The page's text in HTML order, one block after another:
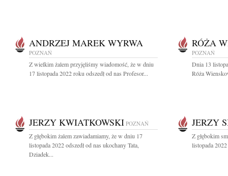
ANDRZEJ MAREK WYRWA
POZNAŃ
Z wielkim żalem przyjęliśmy wiadomość, że w dniu
17 listopada 2022 roku odszedł od nas Profesor...
RÓŻA
POZNAŃ
Dnia 13
Róża
JERZY KWIATKOWSKI POZNAŃ
Z głębokim żalem zawiadamiamy, że w dniu 17
listopada 2022 odszedł od nas ukochany Tata,
Dziadek...
JERZY
Z głębokim
listopada